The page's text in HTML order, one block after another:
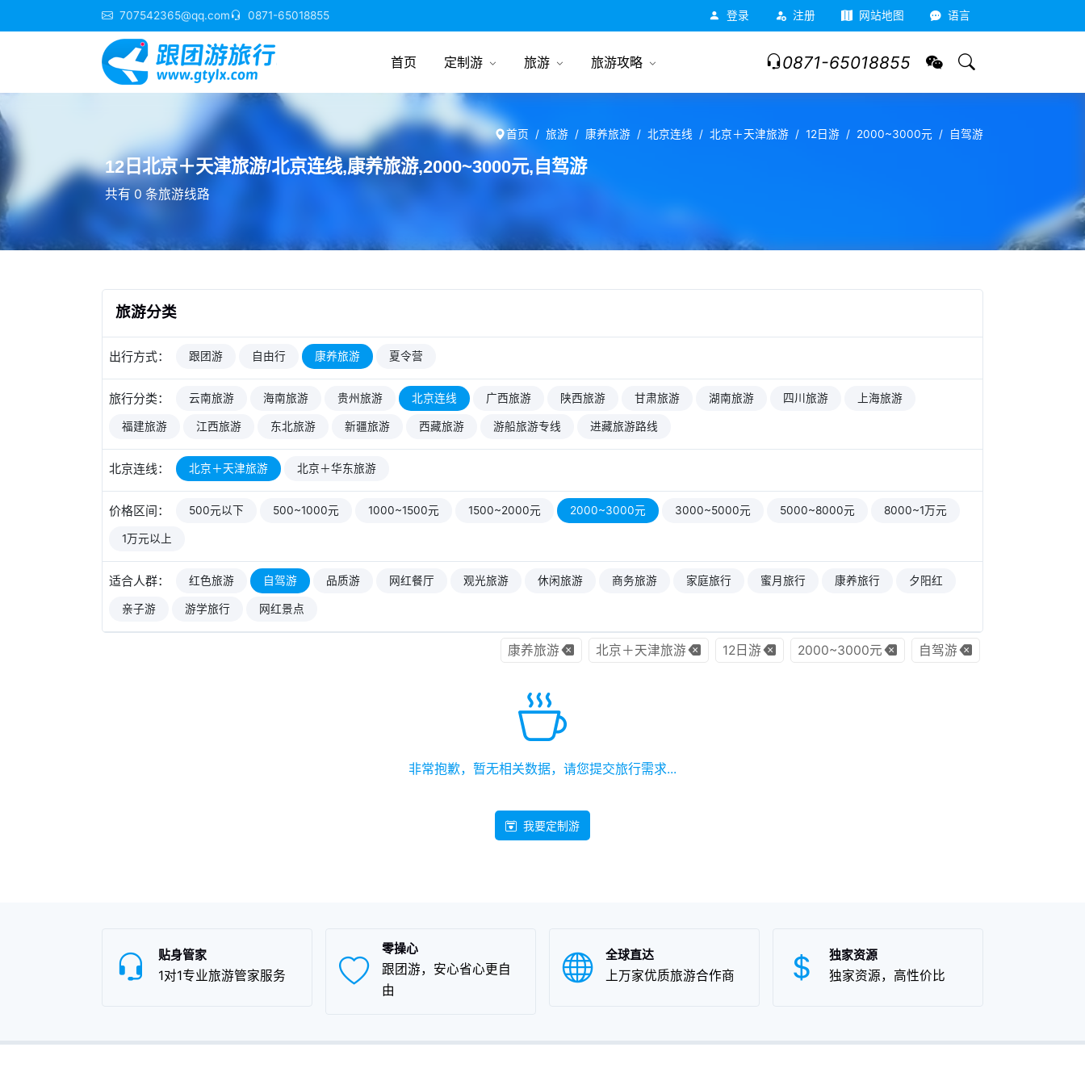
707542365@qq.com 0871-65018855 登录 注册 网站地图 语言
首页 定制游 旅游 旅游攻略 0871-65018855
首页 旅游 康养旅游 北京连线 北京＋天津旅游 12日游 2000~3000元 自驾游
12日北京＋天津旅游/北京连线,康养旅游,2000~3000元,自驾游
共有 0 条旅游线路
旅游分类
出行方式： 跟团游 自由行 康养旅游 夏令营
旅行分类： 云南旅游 海南旅游 贵州旅游 北京连线 广西旅游 陕西旅游 甘肃旅游 湖南旅游 四川旅游 上海旅游
福建旅游 江西旅游 东北旅游 新疆旅游 西藏旅游 游船旅游专线 进藏旅游路线
北京连线： 北京＋天津旅游 北京＋华东旅游
价格区间： 500元以下 500~1000元 1000~1500元 1500~2000元 2000~3000元 3000~5000元 5000~8000元 8000~1万元
1万元以上
适合人群： 红色旅游 自驾游 品质游 网红餐厅 观光旅游 休闲旅游 商务旅游 家庭旅行 蜜月旅行 康养旅行 夕阳红
亲子游 游学旅行 网红景点
康养旅游 北京＋天津旅游 12日游 2000~3000元 自驾游
非常抱歉，暂无相关数据，请您提交旅行需求...
我要定制游
贴身管家
1对1专业旅游管家服务
零操心
跟团游，安心省心更自
由
全球直达
上万家优质旅游合作商
独家资源
独家资源，高性价比